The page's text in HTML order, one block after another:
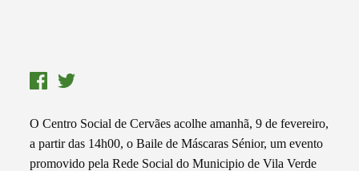
O Centro Social de Cervães acolhe amanhã, 9 de fevereiro,
a partir das 14h00, o Baile de Máscaras Sénior, um evento
promovido pela Rede Social do Municipio de Vila Verde